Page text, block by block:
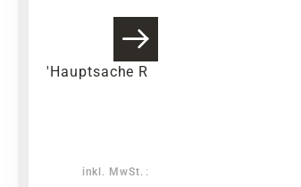
'Hauptsache Rot', Größe M
inkl. MwSt.zzgl. Versandkosten